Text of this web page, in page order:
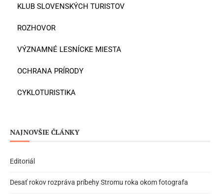
KLUB SLOVENSKÝCH TURISTOV
ROZHOVOR
VÝZNAMNÉ LESNÍCKE MIESTA
OCHRANA PRÍRODY
CYKLOTURISTIKA
NAJNOVŠIE ČLÁNKY
Editoriál
Desať rokov rozpráva príbehy Stromu roka okom fotografa